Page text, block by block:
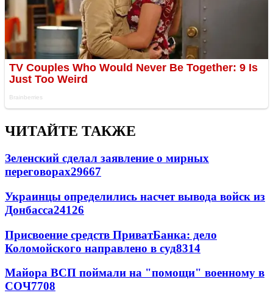
ЧИТАЙТЕ ТАКЖЕ
Зеленский сделал заявление о мирных
переговорах29667
Украинцы определились насчет вывода войск из
Донбасса24126
Присвоение средств ПриватБанка: дело
Коломойского направлено в суд8314
Майора ВСП поймали на "помощи" военному в
СОЧ7708